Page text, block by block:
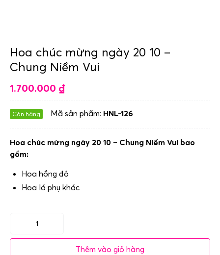
Hoa chúc mừng ngày 20 10 –
Chung Niềm Vui
1.700.000 ₫
Còn hàng Mã sản phẩm: HNL-126
Hoa chúc mừng ngày 20 10 – Chung Niềm Vui bao
gồm:
Hoa hồng đỏ
Hoa lá phụ khác
Hoa
chúc
Thêm vào giỏ hàng